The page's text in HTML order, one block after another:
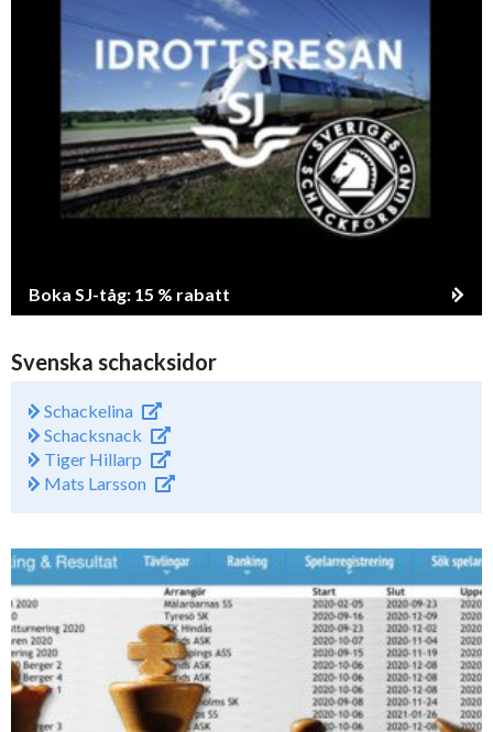
Boka SJ-tåg: 15 % rabatt
Svenska schacksidor
Schackelina
Schacksnack
Tiger Hillarp
Mats Larsson